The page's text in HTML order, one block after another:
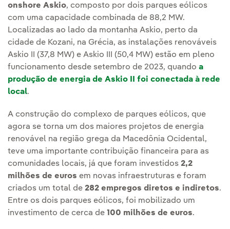
onshore Askio, composto por dois parques eólicos
com uma capacidade combinada de 88,2 MW.
Localizadas ao lado da montanha Askio, perto da
cidade de Kozani, na Grécia, as instalações renováveis
Askio II (37,8 MW) e Askio III (50,4 MW) estão em pleno
funcionamento desde setembro de 2023, quando a
produção de energia de Askio II foi conectada à rede
local.
A construção do complexo de parques eólicos, que
agora se torna um dos maiores projetos de energia
renovável na região grega da Macedônia Ocidental,
teve uma importante contribuição financeira para as
comunidades locais, já que foram investidos 2,2
milhões de euros em novas infraestruturas e foram
criados um total de 282 empregos diretos e indiretos.
Entre os dois parques eólicos, foi mobilizado um
investimento de cerca de 100 milhões de euros.